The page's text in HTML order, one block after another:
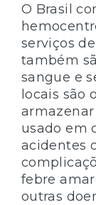
O Brasil
serviços
também
sangue e
locais são
usado em
acidentes
febre
outras